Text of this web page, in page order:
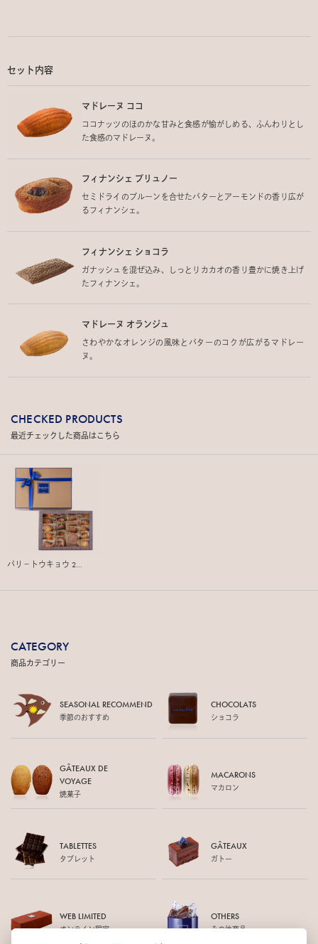
セット内容
マドレーヌ ココ
ココナッツのほのかな甘みと食感が愉がしめる、ふんわりとし
た食感のマドレーヌ。
フィナンシェ プリュノー
セミドライのプルーンを合せたバターとアーモンドの香り広が
るフィナンシェ。
フィナンシェ ショコラ
ガナッシュを混ぜ込み、しっとりカカオの香り豊かに焼き上げ
たフィナンシェ。
マドレーヌ オランジュ
さわやかなオレンジの風味とバターのコクが広がるマドレー
ヌ。
CHECKED PRODUCTS
最近チェックした商品はこちら
パリ－トウキョウ 2...
CATEGORY
商品カテゴリー
SEASONAL RECOMMEND
季節のおすすめ
CHOCOLATS
ショコラ
GÂTEAUX DE
VOYAGE
焼菓子
MACARONS
マカロン
TABLETTES
タブレット
GÂTEAUX
ガトー
WEB LIMITED
オンライン限定
OTHERS
その他商品